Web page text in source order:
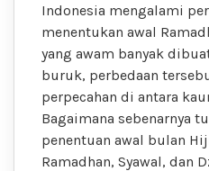
Indonesia mengalami
menentukan awal
yang awam banyak
buruk, perbedaan
perpecahan di antara
Bagaimana sebenarnya
penentuan awal bulan
Ramadhan, Syawal, dan